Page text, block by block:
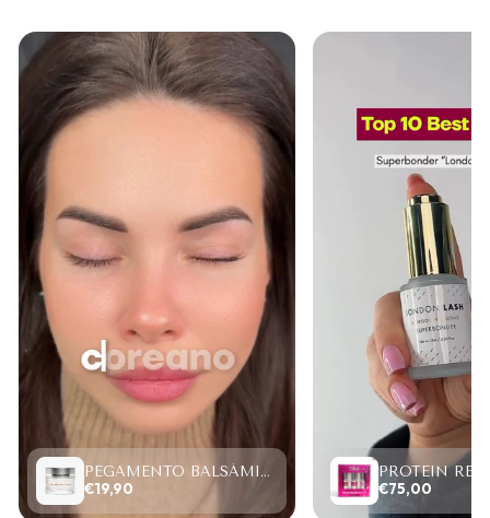
PEGAMENTO BALSÁMICO CLEAR LASH 15ML
€19,90 €75,00